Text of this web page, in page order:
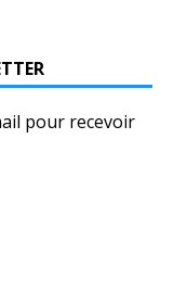
pour recevoir